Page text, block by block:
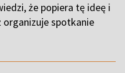
że popiera tę ideę i
organizuje spotkanie